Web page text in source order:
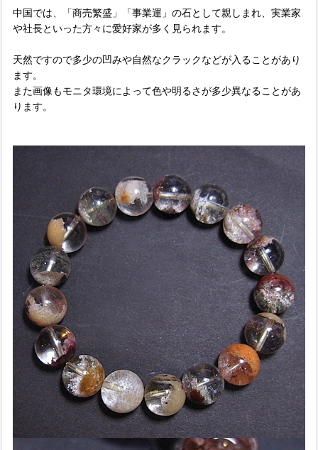
中国では、「商売繁盛」「事業運」の石として親しまれ、実業家
や社長といった方々に愛好家が多く見られます。
天然ですので多少の凹みや自然なクラックなどが入ることがあり
ます。
また画像もモニタ環境によって色や明るさが多少異なることがあ
ります。